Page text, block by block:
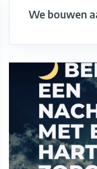
We bouwen